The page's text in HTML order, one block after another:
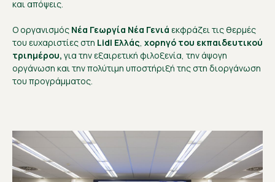
και απόψεις.
Ο οργανισμός Νέα Γεωργία Νέα Γενιά εκφράζει τις θερμές
του ευχαριστίες στη Lidl Ελλάς, χορηγό του εκπαιδευτικού
τριημέρου, για την εξαιρετική φιλοξενία, την άψογη
οργάνωση και την πολύτιμη υποστήριξή της στη διοργάνωση
του προγράμματος.